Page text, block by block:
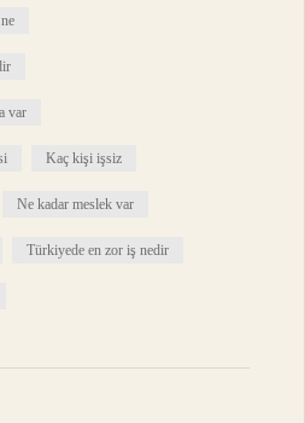
var
Kaç kişi işsiz
Ne kadar meslek var
Türkiyede en zor iş nedir